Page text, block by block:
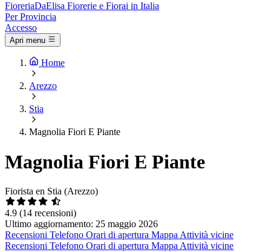
FioreriaDaElisa Fiorerie e Fiorai in Italia
Per Provincia
Accesso
Apri menu
Home
Arezzo
Stia
Magnolia Fiori E Piante
Magnolia Fiori E Piante
Fiorista en Stia (Arezzo)
4.9 (14 recensioni)
Ultimo aggiornamento: 25 maggio 2026
Recensioni Telefono Orari di apertura Mappa Attività vicine
Recensioni Telefono Orari di apertura Mappa Attività vicine